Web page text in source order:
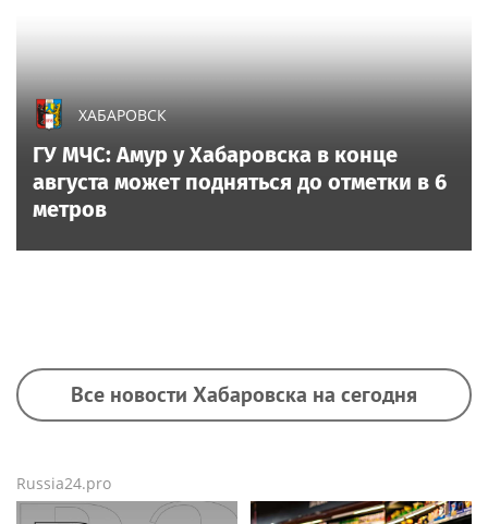
ХАБАРОВСК
ГУ МЧС: Амур у Хабаровска в конце
августа может подняться до отметки в 6
метров
Все новости Хабаровска на сегодня
Russia24.pro